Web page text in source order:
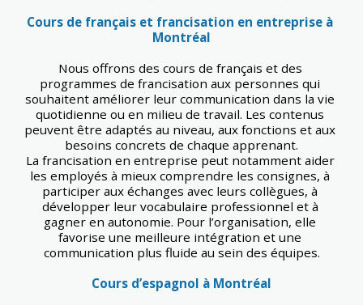
Cours de français et francisation en entreprise à
Montréal
Nous offrons des cours de français et des
programmes de francisation aux personnes qui
souhaitent améliorer leur communication dans la vie
quotidienne ou en milieu de travail. Les contenus
peuvent être adaptés au niveau, aux fonctions et aux
besoins concrets de chaque apprenant.
La francisation en entreprise peut notamment aider
les employés à mieux comprendre les consignes, à
participer aux échanges avec leurs collègues, à
développer leur vocabulaire professionnel et à
gagner en autonomie. Pour l’organisation, elle
favorise une meilleure intégration et une
communication plus fluide au sein des équipes.
Cours d’espagnol à Montréal